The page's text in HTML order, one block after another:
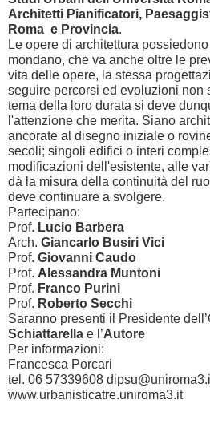
Architetti Pianificatori,
Roma e Provincia.
Le opere di architettura
mondano, che va anche oltre le
vita delle opere, la stessa
seguire percorsi ed evoluzioni non
tema della loro durata si deve
l'attenzione che merita. Siano
ancorate al disegno iniziale o
secoli; singoli edifici o interi
modificazioni dell'esistente, alle
dà la misura della continuità del
deve continuare a svolgere.
Partecipano:
Prof. Lucio Barbera
Arch. Giancarlo Busiri Vici
Prof. Giovanni Caudo
Prof. Alessandra Muntoni
Prof. Franco Purini
Prof. Roberto Secchi
Saranno presenti il Presidente
Schiattarella e l’Autore
Per informazioni:
Francesca Porcari
tel. 06 57339608
www.urbanisticatre.uniroma3.it